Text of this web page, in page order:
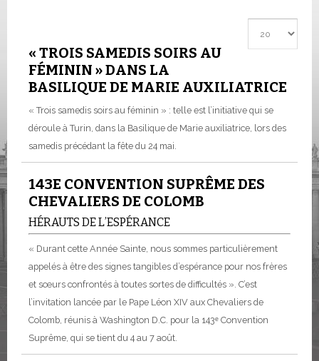
« TROIS SAMEDIS SOIRS AU
FÉMININ » DANS LA
BASILIQUE DE MARIE AUXILIATRICE
« Trois samedis soirs au féminin » : telle est l’initiative qui se
déroule à Turin, dans la Basilique de Marie auxiliatrice, lors des
samedis précédant la fête du 24 mai.
143E CONVENTION SUPRÊME DES
CHEVALIERS DE COLOMB
HÉRAUTS DE L’ESPÉRANCE
« Durant cette Année Sainte, nous sommes particulièrement
appelés à être des signes tangibles d’espérance pour nos frères
et sœurs confrontés à toutes sortes de difficultés ». C’est
l’invitation lancée par le Pape Léon XIV aux Chevaliers de
Colomb, réunis à Washington D.C. pour la 143ᵉ Convention
Suprême, qui se tient du 4 au 7 août.